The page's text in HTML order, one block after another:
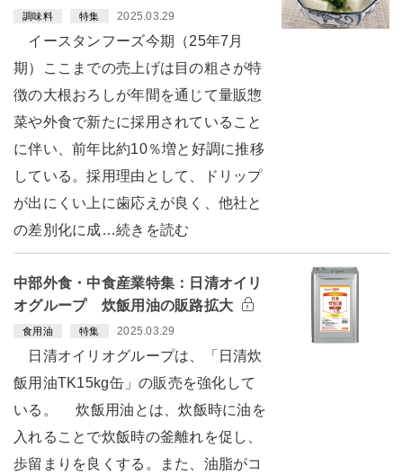
調味料 特集 2025.03.29
イースタンフーズ今期（25年7月
期）ここまでの売上げは目の粗さが特
徴の大根おろしが年間を通じて量販惣
菜や外食で新たに採用されていること
に伴い、前年比約10％増と好調に推移
している。採用理由として、ドリップ
が出にくい上に歯応えが良く、他社と
の差別化に成…続きを読む
中部外食・中食産業特集：日清オイリ
オグループ 炊飯用油の販路拡大
食用油 特集 2025.03.29
日清オイリオグループは、「日清炊
飯用油TK15kg缶」の販売を強化して
いる。 炊飯用油とは、炊飯時に油を
入れることで炊飯時の釜離れを促し、
歩留まりを良くする。また、油脂がコ